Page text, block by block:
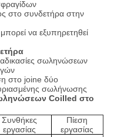
στο συνδετήρα στην
να εξυπηρετηθεί
σωληνώσεων
στο joine δύο
σωλήνωσης
Coilled στο
Συνθήκες
εργασίας
Πίεση
εργασίας